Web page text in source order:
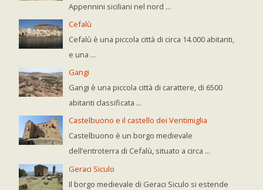
Appennini siciliani nel nord ...
Cefalù
Cefalù è una piccola città di circa 14.000 abitanti,
e una ...
Gangi
Gangi è una piccola città di carattere, di 6500
abitanti classificata ...
Castelbuono e il castello dei Ventimiglia
Castelbuono è un borgo medievale
dell’entroterra di Cefalù, situato a circa ...
Geraci Siculo
Il borgo medievale di Geraci Siculo si estende